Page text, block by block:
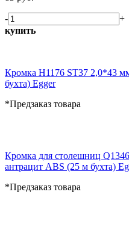
-
+
купить
Кромка H1176 ST37 2,0*43
бухта) Egger
*Предзаказ товара
Кромка для столешниц
антрацит ABS (25 м бухта)
*Предзаказ товара